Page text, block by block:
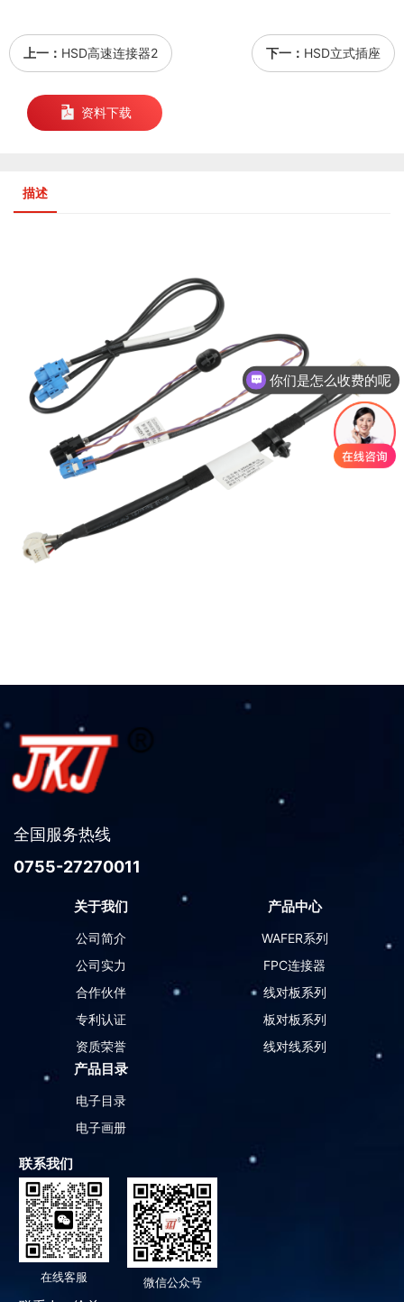
上一： HSD高速连接器2 下一： HSD立式插座
资料下载
描述
全国服务热线
0755-27270011
关于我们
公司简介
公司实力
合作伙伴
专利认证
资质荣誉
产品中心
WAFER系列
FPC连接器
线对板系列
板对板系列
线对线系列
产品目录
电子目录
电子画册
联系我们
在线客服 微信公众号
你们是怎么收费的呢